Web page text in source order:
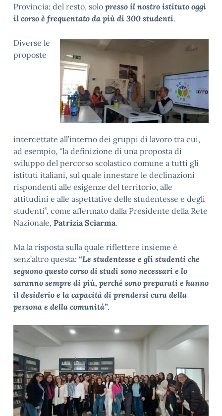
Provincia: del resto, solo presso il nostro istituto oggi
il corso è frequentato da più di 300 studenti.
Diverse le
proposte
intercettate all’interno dei gruppi di lavoro tra cui,
ad esempio, “la definizione di una proposta di
sviluppo del percorso scolastico comune a tutti gli
istituti italiani, sul quale innestare le declinazioni
rispondenti alle esigenze del territorio, alle
attitudini e alle aspettative delle studentesse e degli
studenti”, come affermato dalla Presidente della Rete
Nazionale, Patrizia Sciarma.
Ma la risposta sulla quale riflettere insieme è
senz’altro questa: “Le studentesse e gli studenti che
seguono questo corso di studi sono necessari e lo
saranno sempre di più, perché sono preparati e hanno
il desiderio e la capacità di prendersi cura della
persona e della comunità”.